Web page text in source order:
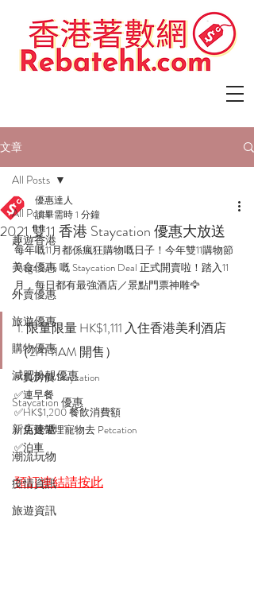
文章
All Posts
趣遊香港
美食優惠
外賣優惠
旅遊優惠
購物優惠
減肥扮靚優惠
Staycation 優惠
新店速遞
潮流玩物
疫情資訊
旅遊資訊
All Posts
2021 雙11 香港 Staycation 優惠大放送
優惠達人
讀畢需時 1 分鐘
每年嘅11月都係瘋狂購物嘅日子！今年雙11購物節
Mega Sale 嘅 Staycation Deal 正式開賣啦！踏入11
月，每日都有最強酒店／景點門票神雕🦅
1. 限量限量 HK$1,111 入住香港美利酒店
（2/11 11AM 開售）
✅負房價 Staycation
✅連早餐
✅HK$1,200 餐飲消費額
✅免費帶埋寵物去 Petcation
✅泊車
預訂連結請按此